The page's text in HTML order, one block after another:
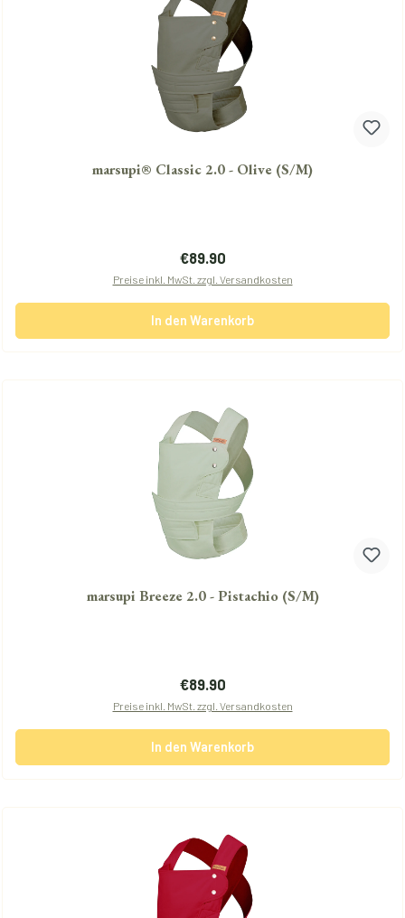
marsupi® Classic 2.0 - Olive (S/M)
Regulärer Preis:
€89.90
Preise inkl. MwSt. zzgl. Versandkosten
In den Warenkorb
marsupi Breeze 2.0 - Pistachio (S/M)
Regulärer Preis:
€89.90
Preise inkl. MwSt. zzgl. Versandkosten
In den Warenkorb